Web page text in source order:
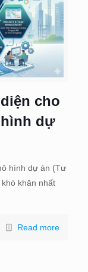
cho
dự
hình dự án (Tư
khăn nhất
Read more